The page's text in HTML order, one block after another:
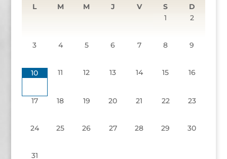
L M M J V S
D
1
2
3 4 5 6 7 8 9
10 11 12 13 14 15 16
17 18 19 20 21 22 23
24 25 26 27 28 29 30
31